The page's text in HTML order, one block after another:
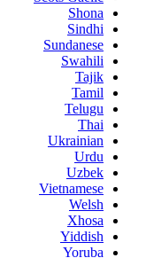
Shona
Sindhi
Sundanese
Swahili
Tajik
Tamil
Telugu
Thai
Ukrainian
Urdu
Uzbek
Vietnamese
Welsh
Xhosa
Yiddish
Yoruba